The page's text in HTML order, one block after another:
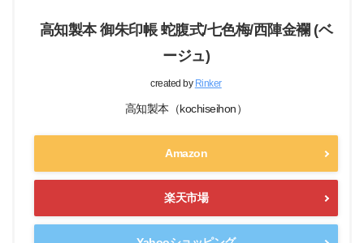
高知製本 御朱印帳 蛇腹式/七色梅/西陣金襴 (ベ
ージュ)
created by Rinker
高知製本（kochiseihon）
Amazon
楽天市場